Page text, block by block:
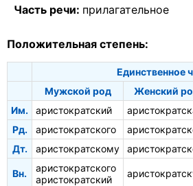
Часть речи: прилагательное
Положительная степень:
Единственное
Мужской род
Женский
Им.
аристократский
Рд.
аристократского
Дт.
аристократскому
Вн.
аристократского
аристократский